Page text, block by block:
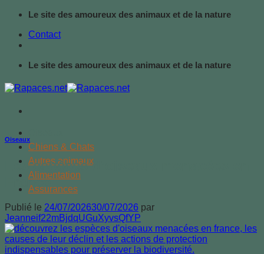
Passer
contenu
Le site des amoureux des animaux et de la nature
Contact
Le site des amoureux des animaux et de la nature
Chiens & Chats
Autres animaux
Alimentation
Assurances
Oiseaux
Les espèces d’oiseaux menacées en
France
Publié le 24/07/202630/07/2026 par
Jeanneif22mBjdqUGuXyvsQfYP